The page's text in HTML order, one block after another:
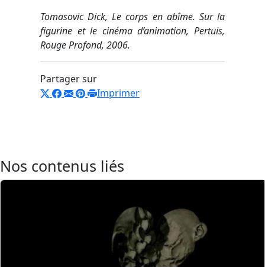
Tomasovic Dick, Le corps en abîme. Sur la
figurine et le cinéma d’animation, Pertuis,
Rouge Profond, 2006.
Partager sur
Imprimer
Nos contenus liés